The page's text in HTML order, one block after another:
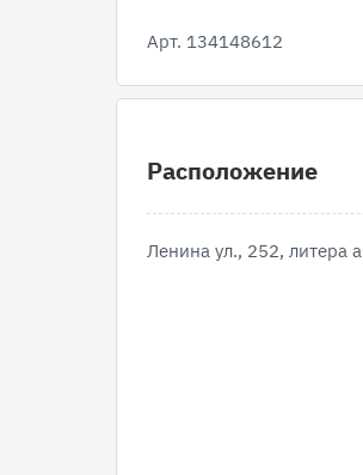
Арт. 134148612
Расположение
Ленина ул., 252, литера а